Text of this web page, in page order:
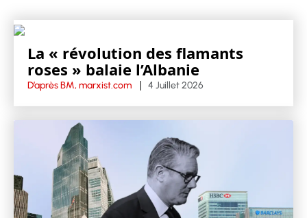
La « révolution des flamants
roses » balaie l’Albanie
D’après BM, marxist.com 4 Juillet 2026